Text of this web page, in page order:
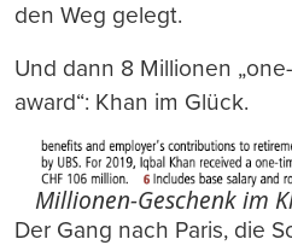
den Weg gelegt.
Und dann 8 Millionen
award“: Khan im Glück.
Millionen-Geschenk im
Der Gang nach Paris, die